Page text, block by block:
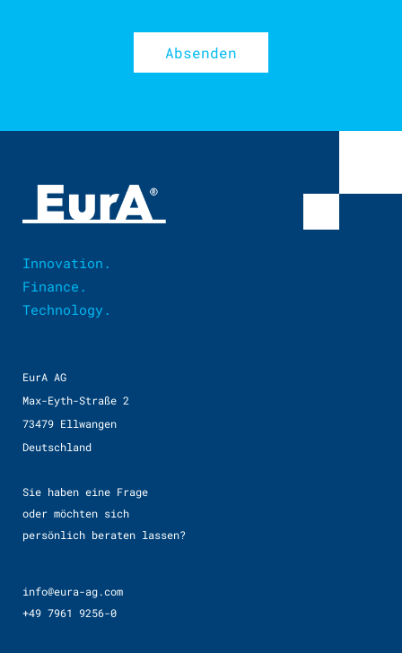
Innovation.
Finance.
Technology.
EurA AG
Max-Eyth-Straße 2
73479 Ellwangen
Deutschland
Sie haben eine Frage
oder möchten sich
persönlich beraten lassen?
info@eura-ag.com
+49 7961 9256-0